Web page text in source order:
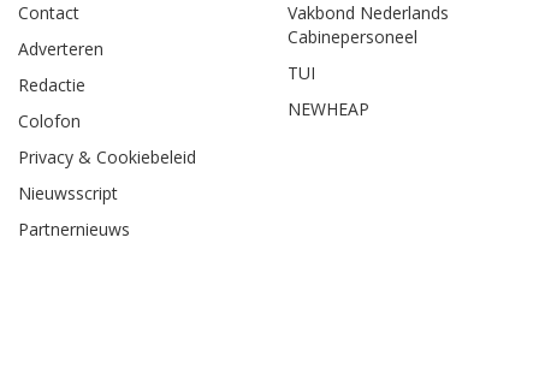
Contact
Adverteren
Redactie
Colofon
Privacy & Cookiebeleid
Nieuwsscript
Partnernieuws
Vakbond Nederlands
Cabinepersoneel
TUI
NEWHEAP